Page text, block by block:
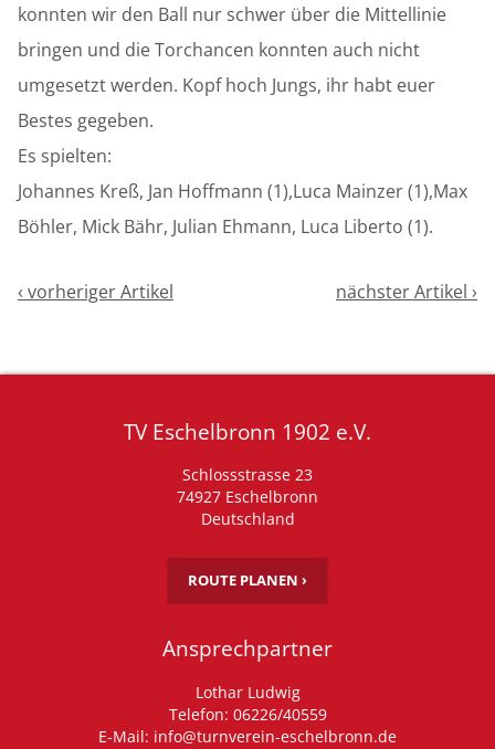
konnten wir den Ball nur schwer über die Mittellinie
bringen und die Torchancen konnten auch nicht
umgesetzt werden. Kopf hoch Jungs, ihr habt euer
Bestes gegeben.
Es spielten:
Johannes Kreß, Jan Hoffmann (1),Luca Mainzer (1),Max
Böhler, Mick Bähr, Julian Ehmann, Luca Liberto (1).
‹ vorheriger Artikel nächster Artikel ›
TV Eschelbronn 1902 e.V.
Schlossstrasse 23
74927 Eschelbronn
Deutschland
ROUTE PLANEN ›
Ansprechpartner
Lothar Ludwig
Telefon: 06226/40559
E-Mail: info@turnverein-eschelbronn.de